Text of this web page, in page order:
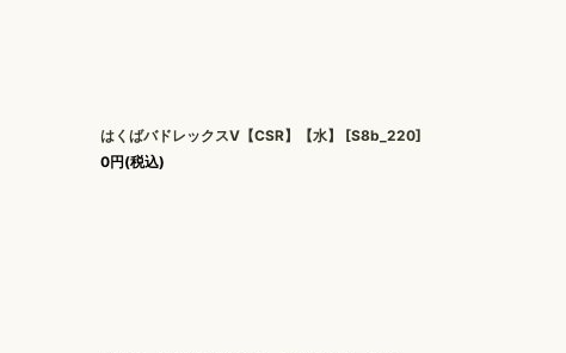
はくばバドレックスV【CSR】【水】 [S8b_220]
0円(税込)